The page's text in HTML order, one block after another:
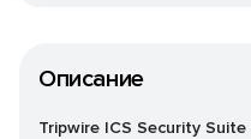
Описание
Tripwire ICS Security Suite